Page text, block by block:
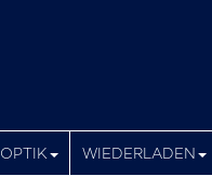
OPTIK WIEDERLADEN